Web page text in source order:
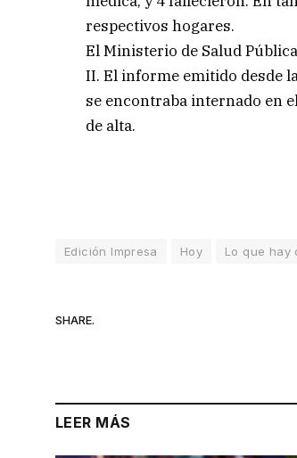
respectivos hogares.
El Ministerio de Salud
II. El informe emitido desde
se encontraba internado en
de alta.
Edición Impresa Hoy Lo que hay
SHARE.
LEER MÁS